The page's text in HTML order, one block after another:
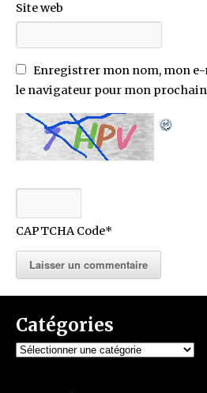
Site web
Enregistrer mon nom, mon
le navigateur pour mon
CAPTCHA Code*
Catégories
Catégories